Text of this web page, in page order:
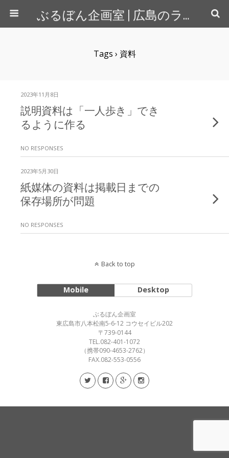
ぶるぼん企画室 | 広島のライター＆カメラマン
Tags › 資料
2023年11月8日
説明資料は「一人歩き」でき
るように作る
NO RESPONSES
2023年5月30日
紙媒体の資料は掲載日までの
保存場所が問題
NO RESPONSES
Back to top
Mobile Desktop
ぶるぼん企画室
東広島市八本松南5-6-12 コウセイビル202
〒739-0144
TEL.082-401-1072
（携帯090-4653-2762）
FAX.082-553-0556